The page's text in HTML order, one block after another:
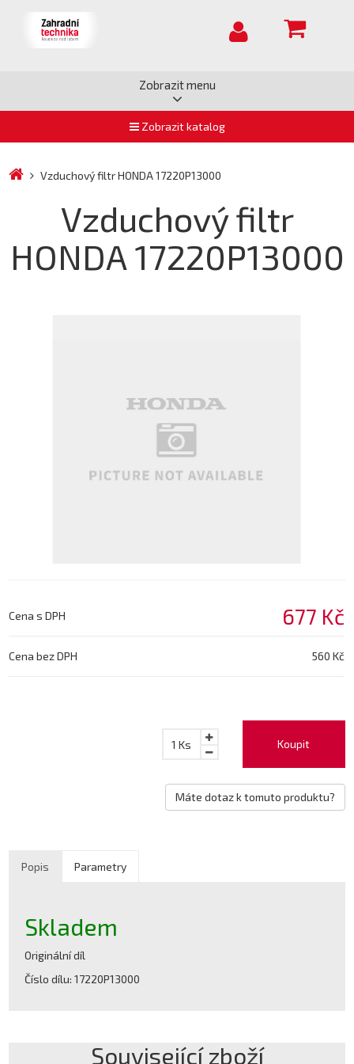
Zobrazit menu
Zobrazit katalog
Vzduchový filtr HONDA 17220P13000
Vzduchový filtr
HONDA 17220P13000
Cena s DPH 677 Kč
Cena bez DPH 560 Kč
Koupit
1 Ks
Máte dotaz k tomuto produktu?
Popis Parametry
Skladem
Originální díl
Číslo dílu: 17220P13000
Související zboží